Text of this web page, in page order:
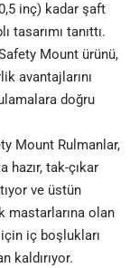
inç) kadar şaft
tasarımı tanıttı.
Mount ürünü,
avantajlarını
doğru
Mount Rulmanlar,
hazır, tak-çıkar
ve üstün
mastarlarına olan
iç boşlukları
kaldırıyor.